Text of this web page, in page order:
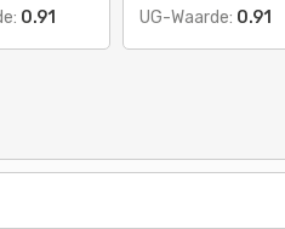
0.91 UG-Waarde: 0.91